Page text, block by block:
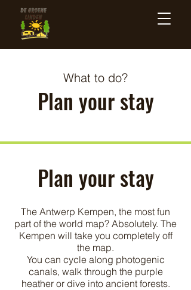
What to do?
Plan your stay
Plan your stay
The Antwerp Kempen, the most fun
part of the world map? Absolutely. The
Kempen will take you completely off
the map.
You can cycle along photogenic
canals, walk through the purple
heather or dive into ancient forests.